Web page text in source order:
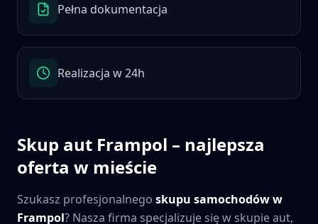
Pełna dokumentacja
Realizacja w 24h
Skup aut Frampol – najlepsza
oferta w mieście
Szukasz profesjonalnego skupu samochodów w
Frampol? Nasza firma specjalizuje się w skupie aut,